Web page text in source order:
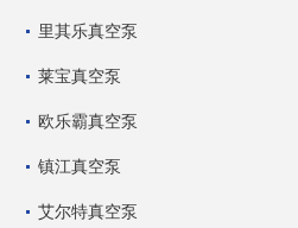
里其乐真空泵
莱宝真空泵
欧乐霸真空泵
镇江真空泵
艾尔特真空泵